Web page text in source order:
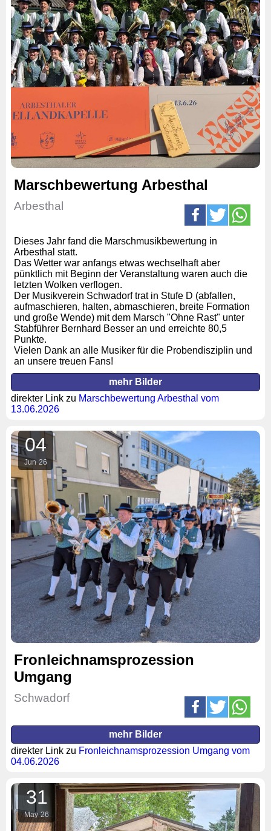
Marschbewertung Arbesthal
Arbesthal
Dieses Jahr fand die Marschmusikbewertung in
Arbesthal statt.
Das Wetter war anfangs etwas wechselhaft aber
pünktlich mit Beginn der Veranstaltung waren auch die
letzten Wolken verflogen.
Der Musikverein Schwadorf trat in Stufe D (abfallen,
aufmaschieren, halten, abmaschieren, breite Formation
und große Wende) mit dem Marsch "Ohne Rast" unter
Stabführer Bernhard Besser an und erreichte 80,5
Punkte.
Vielen Dank an alle Musiker für die Probendisziplin und
an unsere treuen Fans!
mehr Bilder
direkter Link zu Marschbewertung Arbesthal vom
13.06.2026
04
Jun 26
Fronleichnamsprozession
Umgang
Schwadorf
mehr Bilder
direkter Link zu Fronleichnamsprozession Umgang vom
04.06.2026
31
May 26